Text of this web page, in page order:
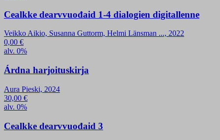
Cealkke dearvvuođaid 1-4 dialogien digitallenne
Veikko Aikio, Susanna Guttorm, Helmi Länsman ..., 2022
0,00 €
alv. 0%
Árdna harjoituskirja
Aura Pieski, 2024
30,00 €
alv. 0%
Cealkke dearvvuođaid 3